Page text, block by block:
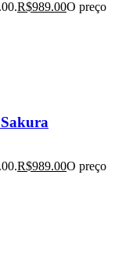
R$989.00O preço
R$989.00O preço